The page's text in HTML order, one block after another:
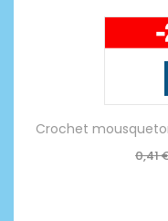
Crochet
0,41